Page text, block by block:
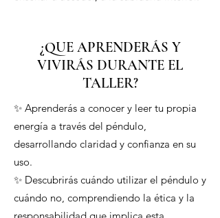
¿QUE APRENDERÁS Y
VIVIRÁS DURANTE EL
TALLER?
✨ Aprenderás a conocer y leer tu propia
energía a través del péndulo,
desarrollando claridad y confianza en su
uso.
✨ Descubrirás cuándo utilizar el péndulo y
cuándo no, comprendiendo la ética y la